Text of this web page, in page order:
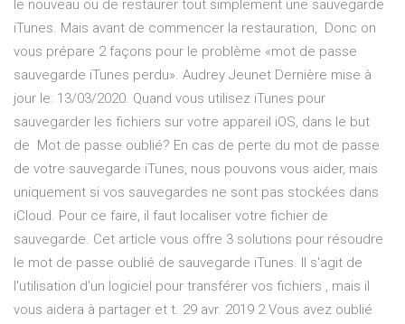
le nouveau ou de restaurer tout simplement une sauvegarde
iTunes. Mais avant de commencer la restauration, Donc on
vous prépare 2 façons pour le problème «mot de passe
sauvegarde iTunes perdu». Audrey Jeunet Dernière mise à
jour le: 13/03/2020. Quand vous utilisez iTunes pour
sauvegarder les fichiers sur votre appareil iOS, dans le but
de Mot de passe oublié? En cas de perte du mot de passe
de votre sauvegarde iTunes, nous pouvons vous aider, mais
uniquement si vos sauvegardes ne sont pas stockées dans
iCloud. Pour ce faire, il faut localiser votre fichier de
sauvegarde. Cet article vous offre 3 solutions pour résoudre
le mot de passe oublié de sauvegarde iTunes. Il s'agit de
l'utilisation d'un logiciel pour transférer vos fichiers , mais il
vous aidera à partager et t. 29 avr. 2019 2 Vous avez oublié